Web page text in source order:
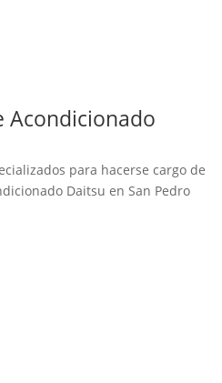
Acondicionado
para hacerse cargo de
Daitsu en San Pedro